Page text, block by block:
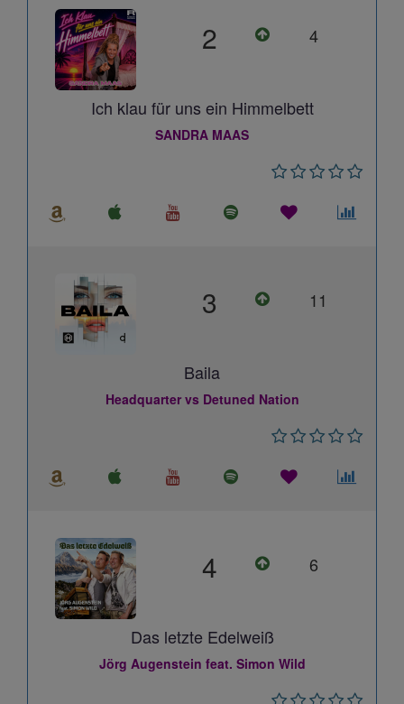
2 4
Ich klau für uns ein Himmelbett
SANDRA MAAS
3 11
Baila
Headquarter vs Detuned Nation
4 6
Das letzte Edelweiß
Jörg Augenstein feat. Simon Wild